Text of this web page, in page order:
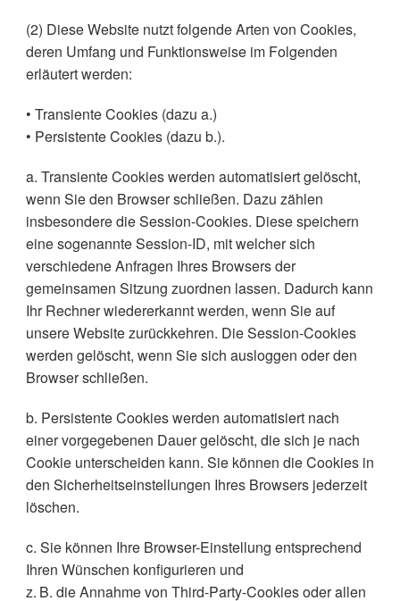
(2) Diese Website nutzt folgende Arten von Cookies,
deren Umfang und Funktionsweise im Folgenden
erläutert werden:
• Transiente Cookies (dazu a.)
• Persistente Cookies (dazu b.).
a. Transiente Cookies werden automatisiert gelöscht,
wenn Sie den Browser schließen. Dazu zählen
insbesondere die Session-Cookies. Diese speichern
eine sogenannte Session-ID, mit welcher sich
verschiedene Anfragen Ihres Browsers der
gemeinsamen Sitzung zuordnen lassen. Dadurch kann
Ihr Rechner wiedererkannt werden, wenn Sie auf
unsere Website zurückkehren. Die Session-Cookies
werden gelöscht, wenn Sie sich ausloggen oder den
Browser schließen.
b. Persistente Cookies werden automatisiert nach
einer vorgegebenen Dauer gelöscht, die sich je nach
Cookie unterscheiden kann. Sie können die Cookies in
den Sicherheitseinstellungen Ihres Browsers jederzeit
löschen.
c. Sie können Ihre Browser-Einstellung entsprechend
Ihren Wünschen konfigurieren und
z. B. die Annahme von Third-Party-Cookies oder allen